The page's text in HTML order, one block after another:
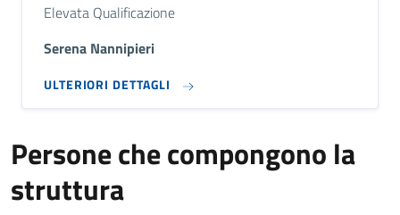
Descrizione breve
Elevata Qualificazione
Serena Nannipieri
ULTERIORI DETTAGLI
Persone che compongono la
struttura